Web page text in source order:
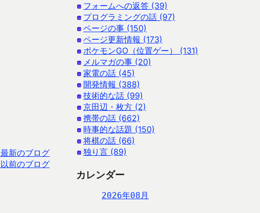
新のブログ
前のブログ
フォームへの返答 (39)
プログラミングの話 (97)
ページの事 (150)
ページ更新情報 (173)
ポケモンGO（位置ゲー） (131)
メルマガの事 (20)
家電の話 (45)
開発情報 (388)
技術的な話 (99)
京田辺・枚方 (2)
携帯の話 (662)
時事的な話題 (150)
将棋の話 (66)
独り言 (89)
カレンダー
2026年08月